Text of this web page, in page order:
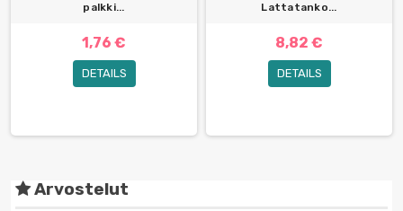
palkki...
1,76 €
DETAILS
Lattatanko...
8,82 €
DETAILS
Arvostelut